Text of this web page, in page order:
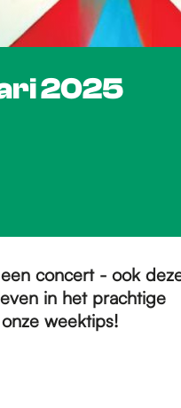
2025
concert - ook
in het prachtige
weektips!